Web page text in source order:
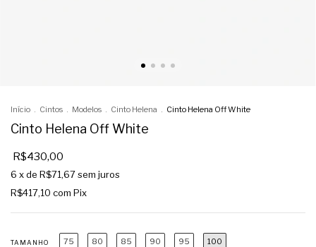
Início Cintos Modelos Cinto Helena Cinto Helena Off White
Cinto Helena Off White
R$430,00
6 x de R$71,67sem juros
R$417,10 com Pix
TAMANHO 75 80 85 90 95 100